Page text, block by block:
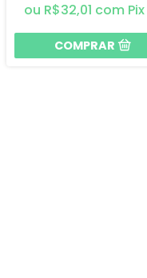
R$32,01 com Pix